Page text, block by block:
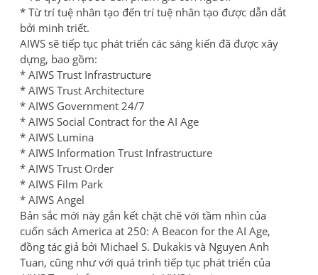
* Từ trí tuệ nhân tạo đến trí tuệ nhân tạo được dẫn dắt
bởi minh triết.
AIWS sẽ tiếp tục phát triển các sáng kiến đã được xây
dựng, bao gồm:
* AIWS Trust Infrastructure
* AIWS Trust Architecture
* AIWS Government 24/7
* AIWS Social Contract for the AI Age
* AIWS Lumina
* AIWS Information Trust Infrastructure
* AIWS Trust Order
* AIWS Film Park
* AIWS Angel
Bản sắc mới này gắn kết chặt chẽ với tầm nhìn của
cuốn sách America at 250: A Beacon for the AI Age,
đồng tác giả bởi Michael S. Dukakis và Nguyen Anh
Tuan, cũng như với quá trình tiếp tục phát triển của